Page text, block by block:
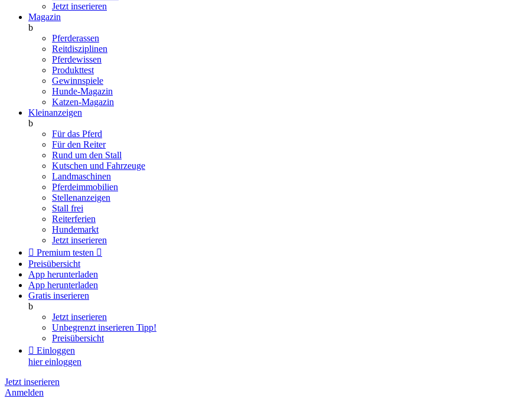
Jetzt inserieren
Magazin
b
Pferderassen
Reitdisziplinen
Pferdewissen
Produkttest
Gewinnspiele
Hunde-Magazin
Katzen-Magazin
Kleinanzeigen
b
Für das Pferd
Für den Reiter
Rund um den Stall
Kutschen und Fahrzeuge
Landmaschinen
Pferdeimmobilien
Stellenanzeigen
Stall frei
Reiterferien
Hundemarkt
Jetzt inserieren
 Premium testen 
Preisübersicht
App herunterladen
App herunterladen
Gratis inserieren
b
Jetzt inserieren
Unbegrenzt inserieren Tipp!
Preisübersicht
 Einloggen
hier einloggen
Jetzt inserieren
Anmelden